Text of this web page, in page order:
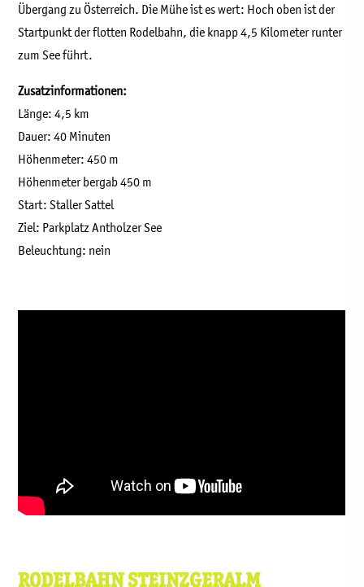
Übergang zu Österreich. Die Mühe ist es wert: Hoch oben ist der
Startpunkt der flotten Rodelbahn, die knapp 4,5 Kilometer runter
zum See führt.
Zusatzinformationen:
Länge: 4,5 km
Dauer: 40 Minuten
Höhenmeter: 450 m
Höhenmeter bergab 450 m
Start: Staller Sattel
Ziel: Parkplatz Antholzer See
Beleuchtung: nein
RODELBAHN STEINZGERALM